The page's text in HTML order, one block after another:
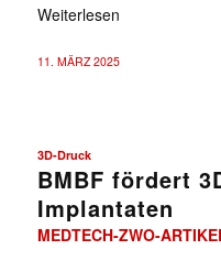
Weiterlesen
11. MÄRZ 2025
3D-Druck
BMBF fördert
Implantaten
MEDTECH-ZWO-